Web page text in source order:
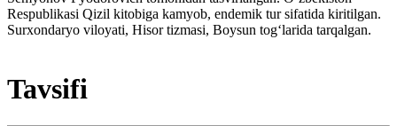
Respublikasi Qizil kitobiga kamyob, endemik tur sifatida kiritilgan.
Surxondaryo viloyati, Hisor tizmasi, Boysun togʻlarida tarqalgan.
Tavsifi